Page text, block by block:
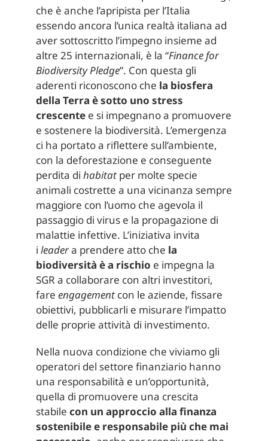
che è anche l’apripista per l’Italia
essendo ancora l’unica realtà italiana ad
aver sottoscritto l’impegno insieme ad
altre 25 internazionali, è la “Finance for
Biodiversity Pledge”. Con questa gli
aderenti riconoscono che la biosfera
della Terra è sotto uno stress
crescentee si impegnano a promuovere
e sostenere la biodiversità. L’emergenza
ci ha portato a riflettere sull’ambiente,
con la deforestazione e conseguente
perdita di habitatper molte specie
animali costrette a una vicinanza sempre
maggiore con l’uomo che agevola il
passaggio di virus e la propagazione di
malattie infettive. L’iniziativa invita
i leadera prendere atto che la
biodiversità è a rischio e impegna la
SGR a collaborare con altri investitori,
fare engagementcon le aziende, fissare
obiettivi, pubblicarli e misurare l’impatto
delle proprie attività di investimento.
Nella nuova condizione che viviamo gli
operatori del settore finanziario hanno
una responsabilità e un’opportunità,
quella di promuovere una crescita
stabile con un approccio alla finanza
sostenibile e responsabile più che mai